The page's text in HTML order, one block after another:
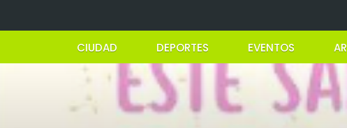
CIUDAD DEPORTES EVENTOS